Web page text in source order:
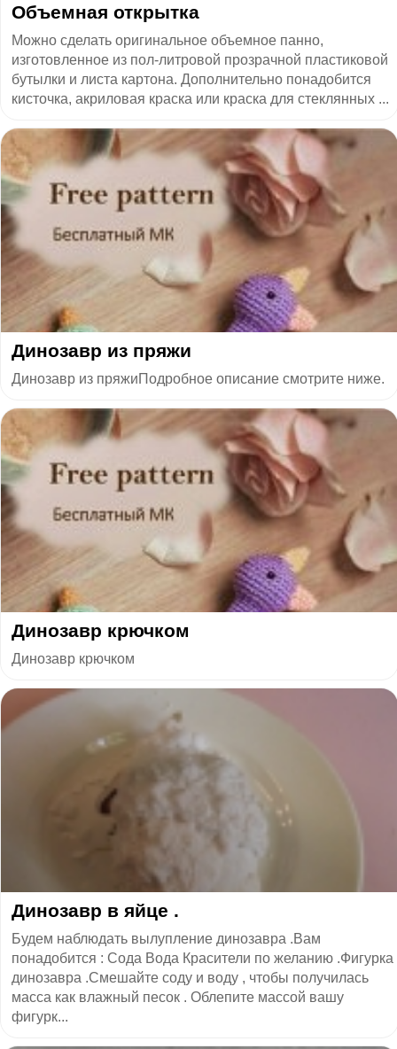
Объемная открытка
Можно сделать оригинальное объемное панно,
изготовленное из пол-литровой прозрачной пластиковой
бутылки и листа картона. Дополнительно понадобится
кисточка, акриловая краска или краска для стеклянных ...
​Динозавр из пряжи
Динозавр из пряжиПодробное описание смотрите ниже.
​Динозавр крючком
Динозавр крючком
Динозавр в яйце .
Будем наблюдать вылупление динозавра .Вам
понадобится : Сода Вода Красители по желанию .Фигурка
динозавра .Смешайте соду и воду , чтобы получилась
масса как влажный песок . Облепите массой вашу
фигурк...